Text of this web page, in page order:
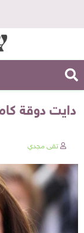
دايت دوقة
تقى مجدي